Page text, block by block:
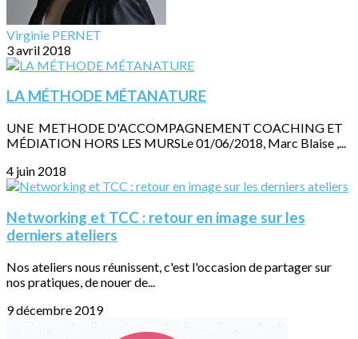
Virginie PERNET
3 avril 2018
LA MÉTHODE MÉTANATURE
UNE METHODE D'ACCOMPAGNEMENT COACHING ET
MÉDIATION HORS LES MURSLe 01/06/2018, Marc Blaise ,...
4 juin 2018
Networking et TCC : retour en image sur les
derniers ateliers
Nos ateliers nous réunissent, c'est l'occasion de partager sur
nos pratiques, de nouer de...
9 décembre 2019